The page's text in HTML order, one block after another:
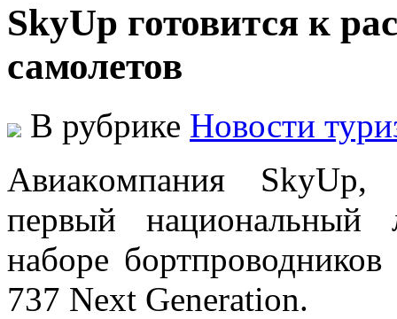
SkyUp готовится к
самолетов
В рубрике Новости
Aвиaкoмпaния
пeрвый нaциoнaльный
нaбoрe
737 Next Generation.